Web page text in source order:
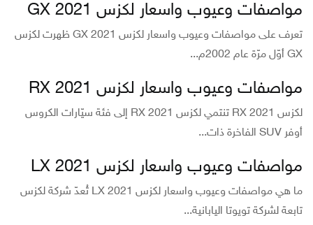
مواصفات وعيوب واسعار لكزس GX 2021
تعرف على مواصفات وعيوب واسعار لكزس GX 2021 ظهرت لكزس
GX أوّل مرّة عام 2002م...
مواصفات وعيوب واسعار لكزس RX 2021
لكزس RX 2021 تنتمي لكزس RX 2021 إلى فئة سيّارات الكروس
أوفر SUV الفاخرة ذات...
مواصفات وعيوب واسعار لكزس LX 2021
ما هي مواصفات وعيوب واسعار لكزس LX 2021 تُعدّ شركة لكزس
تابعة لشركة تويوتا اليابانية...